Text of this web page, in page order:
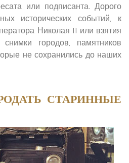
или подписанта. Дорого
исторических событий, к
Николая II или взятия
снимки городов, памятников
не сохранились до наших
СТАРИННЫЕ